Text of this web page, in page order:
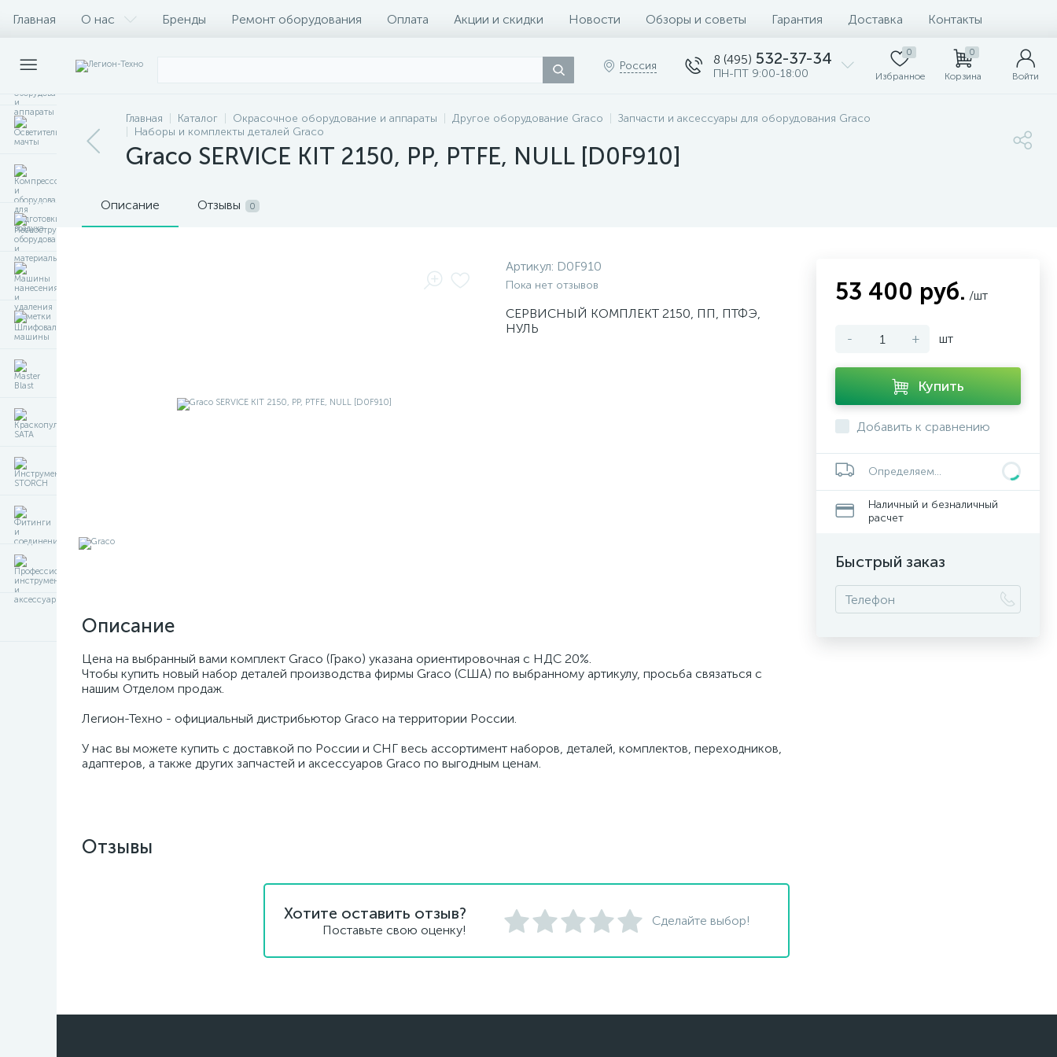
Главная О нас Бренды Ремонт оборудования Оплата Акции и скидки Новости Обзоры и советы Гарантия Доставка Контакты
Россия 8 (495) 532-37-34
ПН-ПТ 9:00-18:00
0
Избранное
0
Корзина Войти
Главная Каталог Окрасочное оборудование и аппараты Другое оборудование Graco
Запчасти и аксессуары для оборудования Graco
Наборы и комплекты деталей Graco
Graco SERVICE KIT 2150, PP, PTFE, NULL [D0F910]
Описание Отзывы 0
Артикул: D0F910
Пока нет отзывов
СЕРВИСНЫЙ КОМПЛЕКТ 2150, ПП, ПТФЭ,
НУЛЬ
Описание
Цена на выбранный вами комплект Graco (Грако) указана ориентировочная с НДС 20%.
Чтобы купить новый набор деталей производства фирмы Graco (США) по выбранному артикулу, просьба связаться с
нашим Отделом продаж.
Легион-Техно - официальный дистрибьютор Graco на территории России.
У нас вы можете купить с доставкой по России и СНГ весь ассортимент наборов, деталей, комплектов, переходников,
адаптеров, а также других запчастей и аксессуаров Graco по выгодным ценам.
53 400 руб. /шт
- + шт
Купить
Добавить к сравнению
Определяем...
Наличный и безналичный
расчет
Быстрый заказ
Отзывы
Хотите оставить отзыв?
Поставьте свою оценку!
Сделайте выбор!